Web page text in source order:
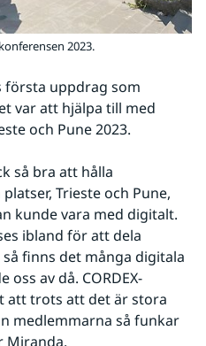
2023.
första uppdrag som
var att hjälpa till med
och Pune 2023.
så bra att hålla
Trieste och Pune,
kunde vara med digitalt.
ibland för att dela
finns det många digitala
av då. CORDEX-
att trots att det är stora
medlemmarna så funkar
Miranda.